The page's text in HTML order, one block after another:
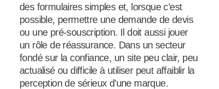
des formulaires simples et, lorsque c’est
possible, permettre une demande de devis
ou une pré-souscription. Il doit aussi jouer
un rôle de réassurance. Dans un secteur
fondé sur la confiance, un site peu clair, peu
actualisé ou difficile à utiliser peut affaiblir la
perception de sérieux d’une marque.